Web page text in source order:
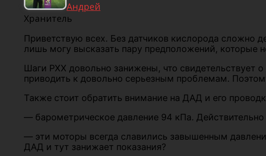
Андрей
Хранитель
Приветствую всех. Без датчиков кислорода
лишь могу высказать пару предположений, которые
Шаги РХХ довольно занижены, что свидетельствует
приводить к довольно серьезным проблемам.
Также стоит обратить внимание на ДАД и его
— барометрическое давление 94 кПа.
— эти моторы всегда славились завышенным
ДАД и тут занижает показания?